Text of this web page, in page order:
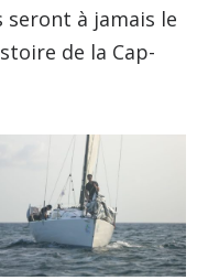
seront à jamais le
de la Cap-